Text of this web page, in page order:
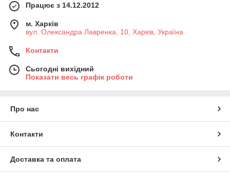
Працює з 14.12.2012
м. Харків
вул. Олександра Лавренка, 10, Харків, Україна
Контакти
Сьогодні вихідний
Показати весь графік роботи
Про нас
Контакти
Доставка та оплата